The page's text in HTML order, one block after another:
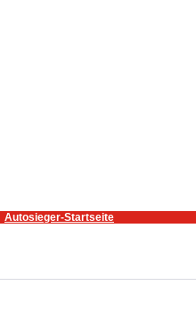
Autosieger-Startseite